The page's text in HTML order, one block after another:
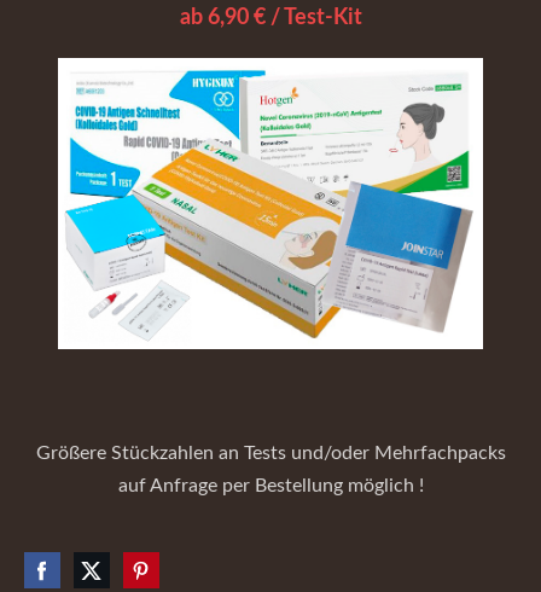
ab 6,90 € / Test-Kit
Größere Stückzahlen an Tests und/oder Mehrfachpacks
auf Anfrage per Bestellung möglich !